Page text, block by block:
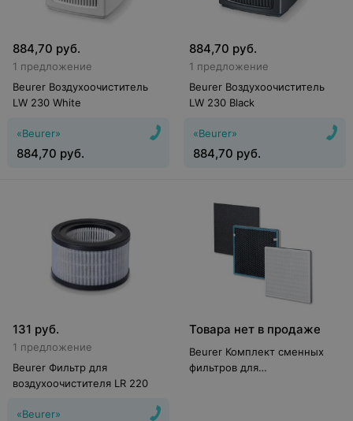
884,70 руб.
1 предложение
Beurer Воздухоочиститель
LW 230 White
«Beurer»
884,70 руб.
884,70 руб.
1 предложение
Beurer Воздухоочиститель
LW 230 Black
«Beurer»
884,70 руб.
131 руб.
1 предложение
Beurer Фильтр для
воздухоочистителя LR 220
«Beurer»
Товара нет в продаже
Beurer Комплект сменных
фильтров для